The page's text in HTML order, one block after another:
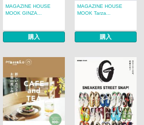
MAGAZINE HOUSE
MOOK GINZA...
購入
MAGAZINE HOUSE
MOOK Tarza...
購入